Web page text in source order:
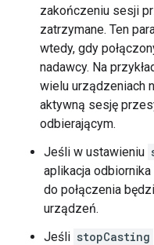
zakończeniu sesji
zatrzymane. Ten
wtedy, gdy
nadawcy. Na
wielu urządzeniach
aktywną sesję
odbierającym.
Jeśli w ustawieniu
aplikacja
do połączenia
urządzeń.
Jeśli stopCasting